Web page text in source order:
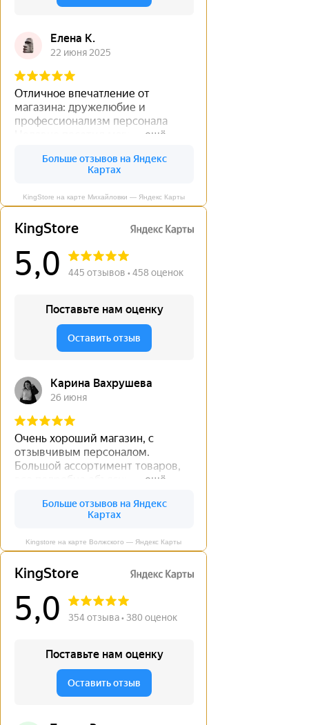
KingStore на карте Михайловки — Яндекс Карты
Kingstore на карте Волжского — Яндекс Карты
← →